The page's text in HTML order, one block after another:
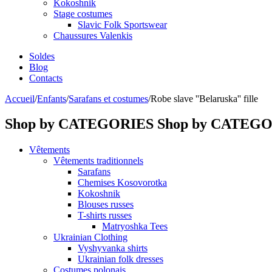
Kokoshnik
Stage costumes
Slavic Folk Sportswear
Chaussures Valenkis
Soldes
Blog
Contacts
Accueil/Enfants/Sarafans et costumes/Robe slave ''Belaruska'' fille
Shop by CATEGORIES Shop by
Vêtements
Vêtements traditionnels
Sarafans
Chemises Kosovorotka
Kokoshnik
Blouses russes
T-shirts russes
Matryoshka Tees
Ukrainian Clothing
Vyshyvanka shirts
Ukrainian folk dresses